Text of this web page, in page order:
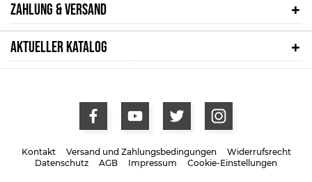
ZAHLUNG & VERSAND
AKTUELLER KATALOG
Kontakt Versand und Zahlungsbedingungen
Widerrufsrecht
Datenschutz
AGB Impressum Cookie-Einstellungen